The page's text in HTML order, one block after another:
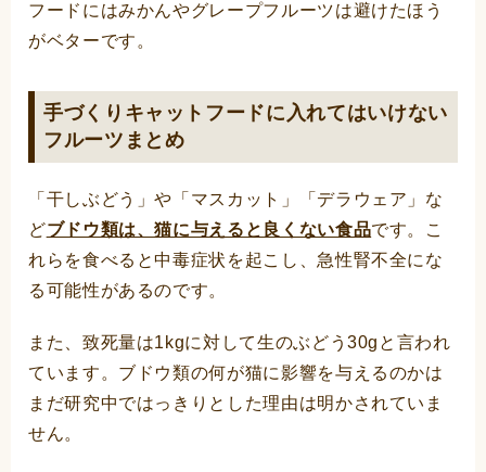
フードにはみかんやグレープフルーツは避けたほう
がベターです。
手づくりキャットフードに入れてはいけない
フルーツまとめ
「干しぶどう」や「マスカット」「デラウェア」な
どブドウ類は、猫に与えると良くない食品です。こ
れらを食べると中毒症状を起こし、急性腎不全にな
る可能性があるのです。
また、致死量は1kgに対して生のぶどう30gと言われ
ています。ブドウ類の何が猫に影響を与えるのかは
まだ研究中ではっきりとした理由は明かされていま
せん。